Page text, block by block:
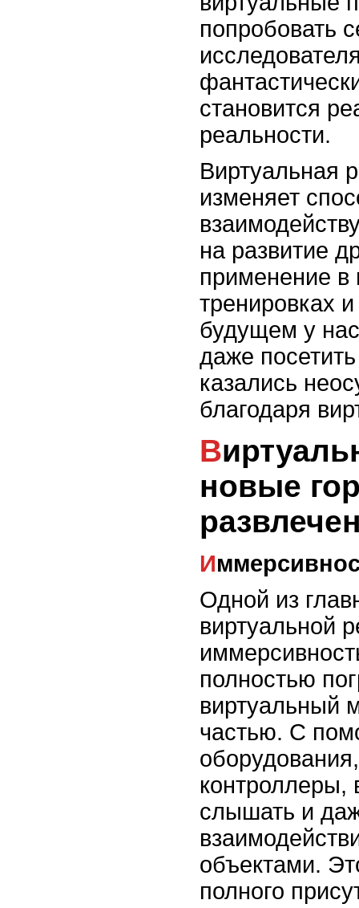
попробовать
становится
реальности.
Виртуальная
изменяет
на развитие
применение в
тренировках
будущем у
даже
казались
благодаря
Виртуальная реальность:
новые
Одной из
виртуальной
полностью
виртуальный
частью. С
контроллеры,
слышать и
объектами.
полного